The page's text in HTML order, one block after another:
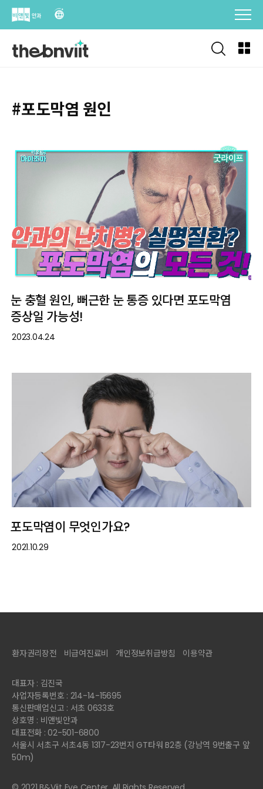
Skip
#포도막염 원인
눈 충혈 원인, 뻐근한 눈 통증 있다면 포도막염
증상일 가능성!
2023.04.24
포도막염이 무엇인가요?
2021.10.29
환자권리장전 비급여진료비 개인정보취급방침 이용약관
대표자 : 김진국
사업자등록번호 : 214-14-15695
통신판매업신고 : 서초 0633호
상호명 : 비앤빛안과
대표전화 : 02-501-6800
서울시 서초구 서초4동 1317-23번지 GT타워 B2층 (강남역 9번출구 앞
50m)